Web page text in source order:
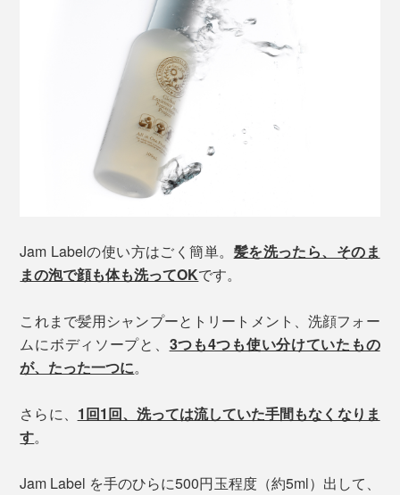
Jam Labelの使い方はごく簡単。 髪を洗ったら、そのま
まの泡で顔も体も洗ってOKです。
これまで髪用シャンプーとトリートメント、洗顔フォー
ムにボディソープと、 3つも4つも使い分けていたもの
が、たった一つに。
さらに、 1回1回、洗っては流していた手間もなくなりま
す。
Jam Label を手のひらに500円玉程度（約5ml）出して、